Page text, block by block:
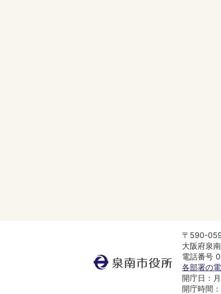
泉
南
〒590-
大阪府泉
電話番号
各部署の
開庁日：
開庁時間